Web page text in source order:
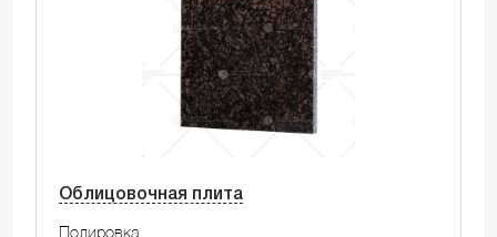
Облицовочная плита
Полировка